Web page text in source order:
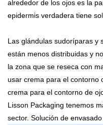
alrededor de los ojos es la
epidermis verdadera tiene
Las glándulas sudoríparas y
están menos distribuidas y
la zona que se reseca con
usar crema para el contorno
crema para el contorno de
Lisson Packaging tenemos
sector. Solución de